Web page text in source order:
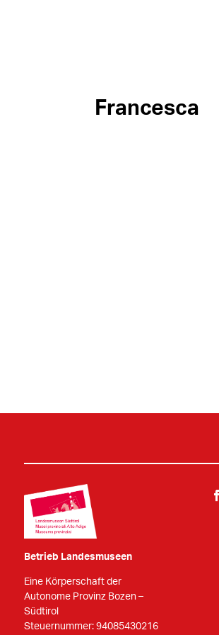
Francesca
Betrieb Landesmuseen
Eine Körperschaft der
Autonome Provinz Bozen –
Südtirol
Steuernummer: 94085430216